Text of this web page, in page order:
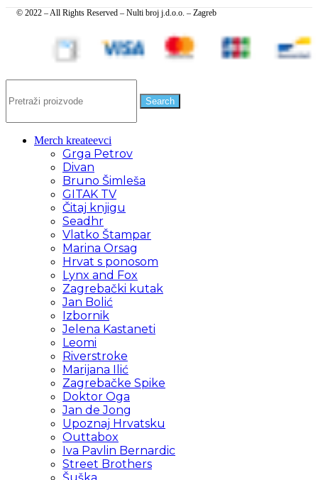
© 2022 – All Rights Reserved – Nulti broj j.d.o.o. – Zagreb
Search
Merch kreateevci
Grga Petrov
Divan
Bruno Šimleša
GITAK TV
Čitaj knjigu
Seadhr
Vlatko Štampar
Marina Orsag
Hrvat s ponosom
Lynx and Fox
Zagrebački kutak
Jan Bolić
Izbornik
Jelena Kastaneti
Leomi
Riverstroke
Marijana Ilić
Zagrebačke Spike
Doktor Oga
Jan de Jong
Upoznaj Hrvatsku
Outtabox
Iva Pavlin Bernardic
Street Brothers
Šuška